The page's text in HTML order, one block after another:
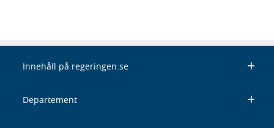
Innehåll på regeringen.se
Departement